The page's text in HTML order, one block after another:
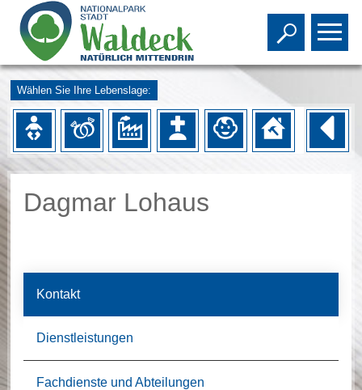
Toggle
Wählen Sie Ihre Lebenslage:
Dagmar Lohaus
Kontakt
Dienstleistungen
Fachdienste und Abteilungen